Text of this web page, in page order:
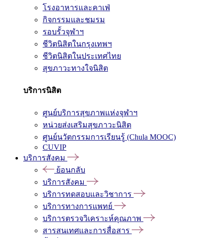
โรงอาหารและคาเฟ่
กิจกรรมและชมรม
รอบรั้วจุฬาฯ
ชีวิตนิสิตในกรุงเทพฯ
ชีวิตนิสิตในประเทศไทย
สุขภาวะทางใจนิสิต
บริการนิสิต
ศูนย์บริการสุขภาพแห่งจุฬาฯ
หน่วยส่งเสริมสุขภาวะนิสิต
ศูนย์นวัตกรรมการเรียนรู้ (Chula MOOC)
CUVIP
บริการสังคม
ย้อนกลับ
บริการสังคม
บริการทดสอบและวิชาการ
บริการทางการแพทย์
บริการตรวจวิเคราะห์คุณภาพ
สารสนเทศและการสื่อสาร